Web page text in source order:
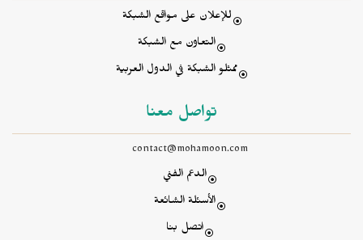
للإعلان على مواقع الشبكة
التعاون مع الشبكة
ممثلو الشبكة في الدول العربية
تواصل معنا
contact@mohamoon.com
الدعم الفني
الأسئلة الشائعة
اتصل بنا